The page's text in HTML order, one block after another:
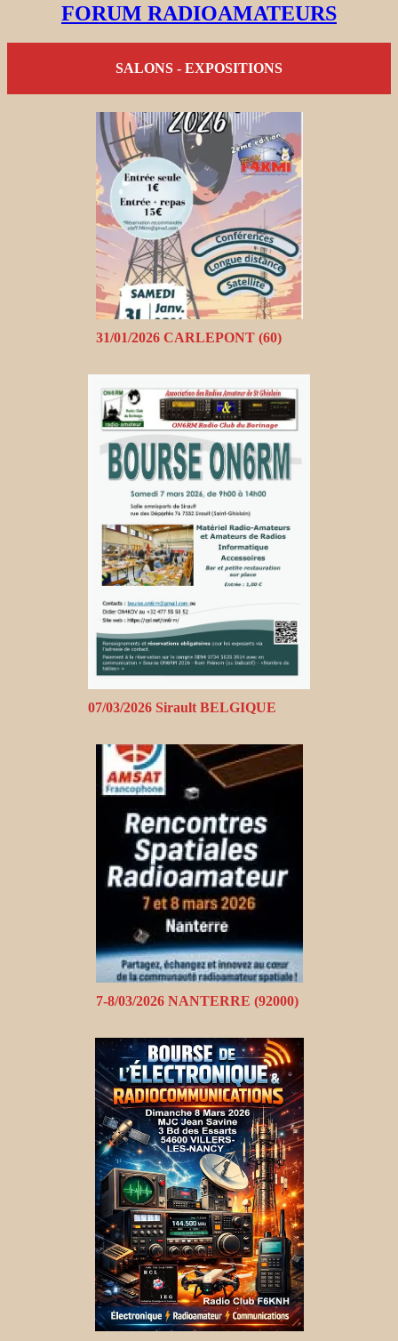
FORUM RADIOAMATEURS
SALONS - EXPOSITIONS
31/01/2026 CARLEPONT (60)
07/03/2026 Sirault BELGIQUE
7-8/03/2026 NANTERRE (92000)